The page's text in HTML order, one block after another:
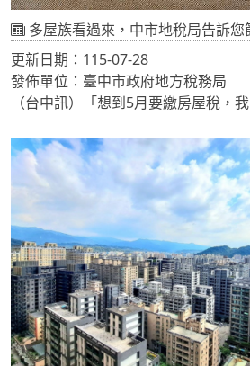
多屋族看過來，中市地稅局告訴您
更新日期：115-07-28
發佈單位：臺中市政府地方稅務局
（台中訊）「想到5月要繳房屋稅，
呢？台中市政府地方稅務局表示，多
租，符合一定條件即可合法節省房屋
稅新制（俗稱囤房稅2.0）非自住房
並依持有戶數按差別稅率3.2%～4.8%
節稅，可透過以下三種方式將閒置住
按優惠稅率課徵，更能有效減輕稅負